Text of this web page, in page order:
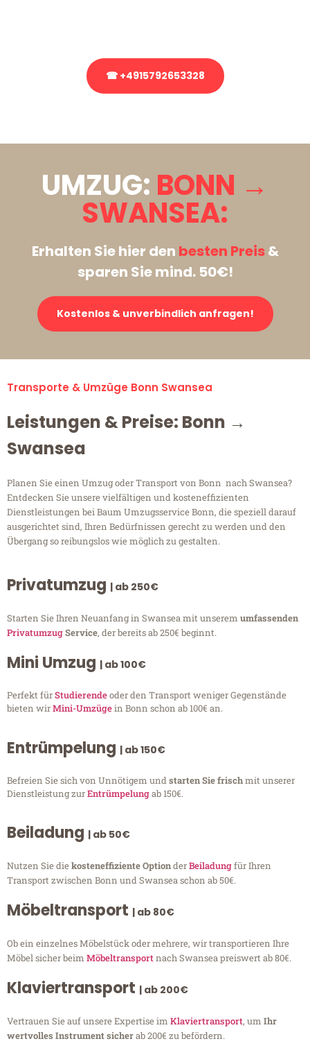
☎ +4915792653328
UMZUG: BONN →
SWANSEA:
Erhalten Sie hier den besten Preis&
sparen Sie mind. 50€!
Kostenlos & unverbindlich anfragen!
Transporte & Umzüge Bonn Swansea
Leistungen & Preise: Bonn →
Swansea
Planen Sie einen Umzug oder Transport von Bonn nach Swansea?
Entdecken Sie unsere vielfältigen und kosteneffizienten
Dienstleistungen bei Baum Umzugsservice Bonn, die speziell darauf
ausgerichtet sind, Ihren Bedürfnissen gerecht zu werden und den
Übergang so reibungslos wie möglich zu gestalten.
Privatumzug | ab 250€
Starten Sie Ihren Neuanfang in Swansea mit unserem umfassenden
PrivatumzugService, der bereits ab 250€ beginnt.
Mini Umzug | ab 100€
Perfekt fürStudierendeoder den Transport weniger Gegenstände
bieten wirMini-Umzügein Bonn schon ab 100€ an.
Entrümpelung | ab 150€
Befreien Sie sich von Unnötigem undstarten Sie frischmit unserer
Dienstleistung zurEntrümpelungab 150€.
Beiladung | ab 50€
Nutzen Sie diekosteneffiziente OptionderBeiladungfür Ihren
Transport zwischen Bonn und Swansea schon ab 50€.
Möbeltransport | ab 80€
Ob ein einzelnes Möbelstück oder mehrere, wir transportieren Ihre
Möbel sicher beim Möbeltransportnach Swansea preiswert ab 80€.
Klaviertransport | ab 200€
Vertrauen Sie auf unsere Expertise im Klaviertransport, um Ihr
wertvolles Instrument sicherab 200€ zu befördern.